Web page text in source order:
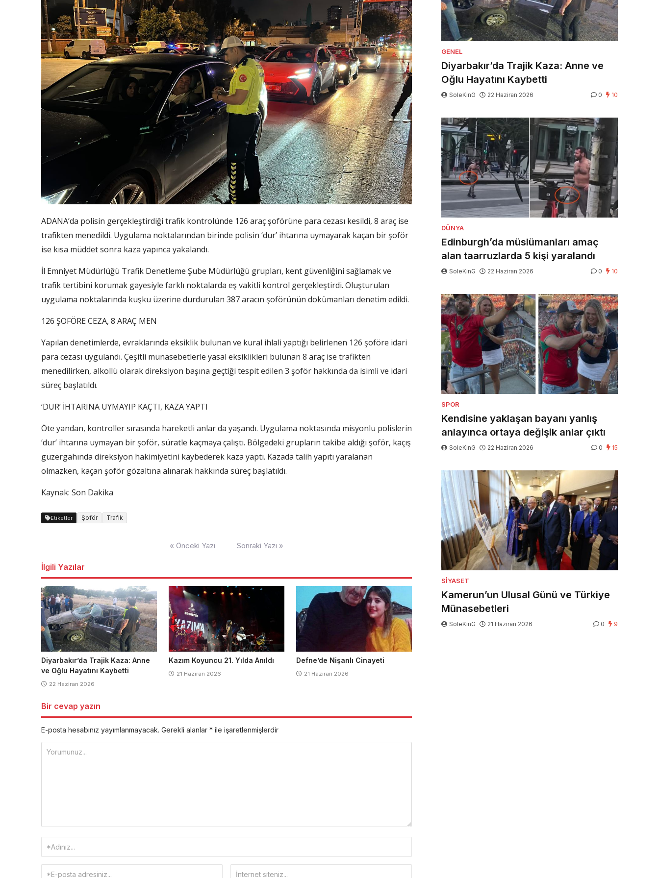
ADANA’da polisin gerçekleştirdiği trafik kontrolünde 126 araç şoförüne para cezası kesildi, 8 araç ise
trafikten menedildi. Uygulama noktalarından birinde polisin ‘dur’ ihtarına uymayarak kaçan bir şoför
ise kısa müddet sonra kaza yapınca yakalandı.
İl Emniyet Müdürlüğü Trafik Denetleme Şube Müdürlüğü grupları, kent güvenliğini sağlamak ve
trafik tertibini korumak gayesiyle farklı noktalarda eş vakitli kontrol gerçekleştirdi. Oluşturulan
uygulama noktalarında kuşku üzerine durdurulan 387 aracın şoförünün dokümanları denetim edildi.
126 ŞOFÖRE CEZA, 8 ARAÇ MEN
Yapılan denetimlerde, evraklarında eksiklik bulunan ve kural ihlali yaptığı belirlenen 126 şoföre idari
para cezası uygulandı. Çeşitli münasebetlerle yasal eksiklikleri bulunan 8 araç ise trafikten
menedilirken, alkollü olarak direksiyon başına geçtiği tespit edilen 3 şoför hakkında da isimli ve idari
süreç başlatıldı.
‘DUR’ İHTARINA UYMAYIP KAÇTI, KAZA YAPTI
Öte yandan, kontroller sırasında hareketli anlar da yaşandı. Uygulama noktasında misyonlu polislerin
‘dur’ ihtarına uymayan bir şoför, süratle kaçmaya çalıştı. Bölgedeki grupların takibe aldığı şoför, kaçış
güzergahında direksiyon hakimiyetini kaybederek kaza yaptı. Kazada talih yapıtı yaralanan
olmazken, kaçan şoför gözaltına alınarak hakkında süreç başlatıldı.
Kaynak: Son Dakika
Etiketler Şoför Trafik
« Önceki Yazı Sonraki Yazı »
İlgili Yazılar
Diyarbakır’da Trajik Kaza: Anne
ve Oğlu Hayatını Kaybetti
22 Haziran 2026
Kazım Koyuncu 21. Yılda Anıldı
21 Haziran 2026
Defne’de Nişanlı Cinayeti
21 Haziran 2026
Bir cevap yazın
E-posta hesabınız yayımlanmayacak. Gerekli alanlar * ile işaretlenmişlerdir
GENEL
Diyarbakır’da Trajik Kaza: Anne ve
Oğlu Hayatını Kaybetti
SoleKinG 22 Haziran 2026 0 10
DÜNYA
Edinburgh’da müslümanları amaç
alan taarruzlarda 5 kişi yaralandı
SoleKinG 22 Haziran 2026 0 10
SPOR
Kendisine yaklaşan bayanı yanlış
anlayınca ortaya değişik anlar çıktı
SoleKinG 22 Haziran 2026 0 15
SIYASET
Kamerun’un Ulusal Günü ve Türkiye
Münasebetleri
SoleKinG 21 Haziran 2026 0 9